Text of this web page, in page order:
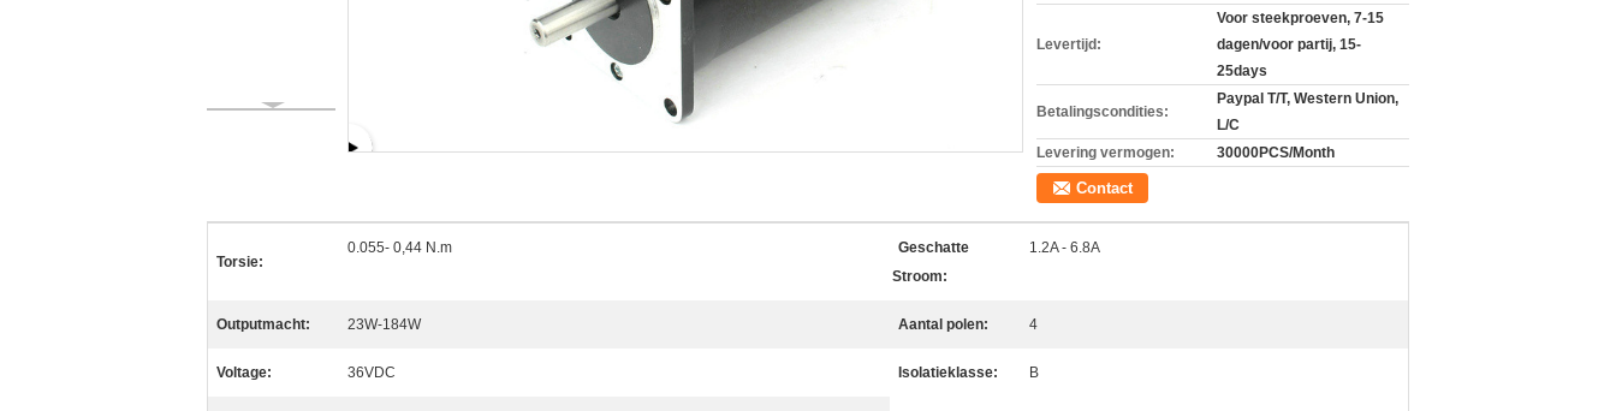
Levertijd:
Voor steekproeven, 7-15
dagen/voor partij, 15-
25days
Betalingscondities:
Paypal T/T, Western Union,
L/C
Levering vermogen:
30000PCS/Month
Contact
Torsie:
0.055- 0,44 N.m
Geschatte
Stroom:
1.2A - 6.8A
Outputmacht: 23W-184W Aantal polen: 4
Voltage: 36VDC Isolatieklasse: B